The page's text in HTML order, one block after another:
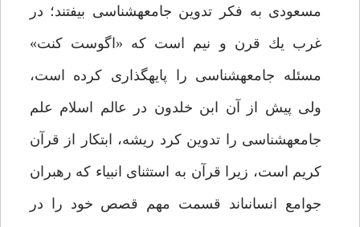
مسعودى به فكر تدوين جامعه‏شناسى بيفتند؛ در
غرب يك قرن و نيم است كه «اگوست كنت»
مسئله جامعه‏شناسى را پايه‏گذارى كرده است،
ولى پيش از آن ابن خلدون در عالم اسلام علم
جامعه‏شناسى را تدوين كرد ريشه، ابتكار از قرآن
كريم است، زيرا قرآن به استثناى انبياء كه رهبران
جوامع انسانى‏اند قسمت مهم قصص خود را در